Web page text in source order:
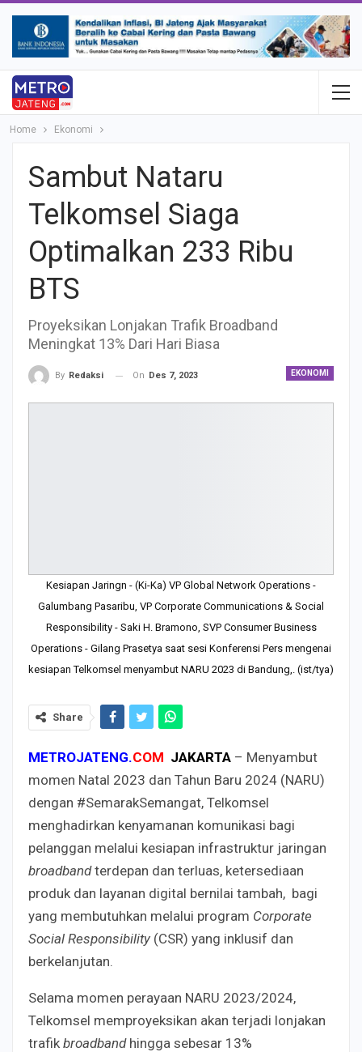
Home Ekonomi
Sambut Nataru
Telkomsel Siaga
Optimalkan 233 Ribu
BTS
Proyeksikan Lonjakan Trafik Broadband
Meningkat 13% Dari Hari Biasa
EKONOMI
By Redaksi On Des 7, 2023
Kesiapan Jaringn - (Ki-Ka) VP Global Network Operations -
Galumbang Pasaribu, VP Corporate Communications & Social
Responsibility - Saki H. Bramono, SVP Consumer Business
Operations - Gilang Prasetya saat sesi Konferensi Pers mengenai
kesiapan Telkomsel menyambut NARU 2023 di Bandung,. (ist/tya)
Share
METROJATENG.COM JAKARTA – Menyambut
momen Natal 2023 dan Tahun Baru 2024 (NARU)
dengan #SemarakSemangat, Telkomsel
menghadirkan kenyamanan komunikasi bagi
pelanggan melalui kesiapan infrastruktur jaringan
broadbandterdepan dan terluas, ketersediaan
produk dan layanan digital bernilai tambah, bagi
yang membutuhkan melalui program Corporate
Social Responsibility (CSR) yang inklusif dan
berkelanjutan.
Selama momen perayaan NARU 2023/2024,
Telkomsel memproyeksikan akan terjadi lonjakan
trafik broadbandhingga sebesar 13%